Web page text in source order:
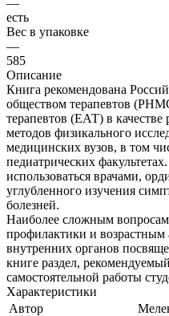
есть
Вес в упаковке
—
585
Описание
Книга рекомендована
обществом терапевтов
терапевтов (ЕАТ) в качестве
методов физикального
медицинских вузов, в том
педиатрических
использоваться врачами,
углубленного изучения
болезней.
Наиболее сложным
профилактики и возрастным
внутренних органов
книге раздел,
самостоятельной работы
Характеристики
Автор